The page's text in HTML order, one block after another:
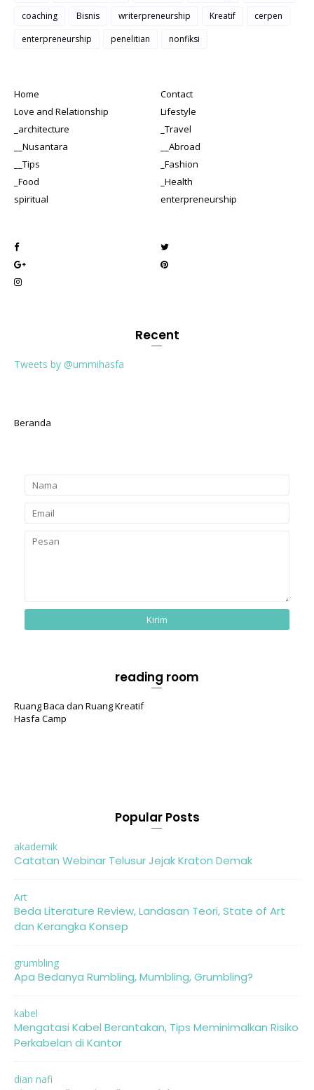
coaching
Bisnis writerpreneurship Kreatif
cerpen
enterpreneurship
penelitian nonfiksi
Home
Contact
Love and Relationship
Lifestyle
_architecture
_Travel
__Nusantara
__Abroad
__Tips
_Fashion
_Food
_Health
spiritual
enterpreneurship
Recent
Tweets by @ummihasfa
Beranda
reading room
Ruang Baca dan Ruang Kreatif
Hasfa Camp
Popular Posts
akademik
Catatan Webinar Telusur Jejak Kraton Demak
Art
Beda Literature Review, Landasan Teori, State of Art
dan Kerangka Konsep
grumbling
Apa Bedanya Rumbling, Mumbling, Grumbling?
kabel
Mengatasi Kabel Berantakan, Tips Meminimalkan Risiko
Perkabelan di Kantor
dian nafi